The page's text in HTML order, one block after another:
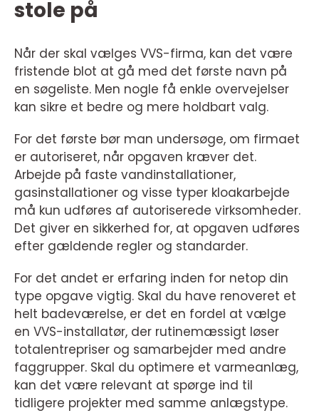
stole på
Når der skal vælges VVS-firma, kan det være
fristende blot at gå med det første navn på
en søgeliste. Men nogle få enkle overvejelser
kan sikre et bedre og mere holdbart valg.
For det første bør man undersøge, om firmaet
er autoriseret, når opgaven kræver det.
Arbejde på faste vandinstallationer,
gasinstallationer og visse typer kloakarbejde
må kun udføres af autoriserede virksomheder.
Det giver en sikkerhed for, at opgaven udføres
efter gældende regler og standarder.
For det andet er erfaring inden for netop din
type opgave vigtig. Skal du have renoveret et
helt badeværelse, er det en fordel at vælge
en VVS-installatør, der rutinemæssigt løser
totalentrepriser og samarbejder med andre
faggrupper. Skal du optimere et varmeanlæg,
kan det være relevant at spørge ind til
tidligere projekter med samme anlægstype.